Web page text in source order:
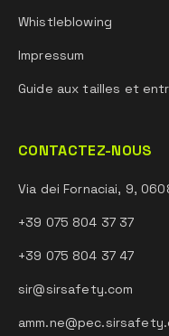
Whistleblowing
Impressum
Guide aux tailles et
CONTACTEZ-NOUS
Via dei Fornaciai, 9,
+39 075 804 37 37
+39 075 804 37 47
sir@sirsafety.com